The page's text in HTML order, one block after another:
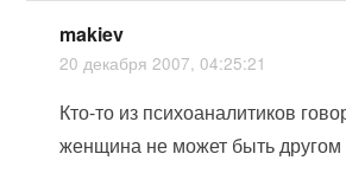
makiev
20 декабря 2007, 04:25:21
Кто-то из психоаналитиков
женщина не может быть другом